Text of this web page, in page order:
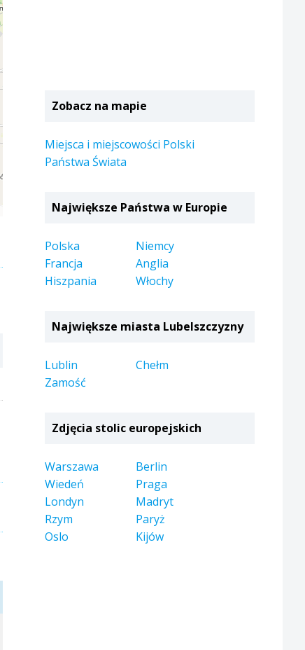
Zobacz na mapie
Miejsca i miejscowości Polski
Państwa Świata
Największe Państwa w Europie
Polska
Niemcy
Francja
Anglia
Hiszpania
Włochy
Największe miasta Lubelszczyzny
Lublin
Chełm
Zamość
Zdjęcia stolic europejskich
Warszawa
Berlin
Wiedeń
Praga
Londyn
Madryt
Rzym
Paryż
Oslo
Kijów